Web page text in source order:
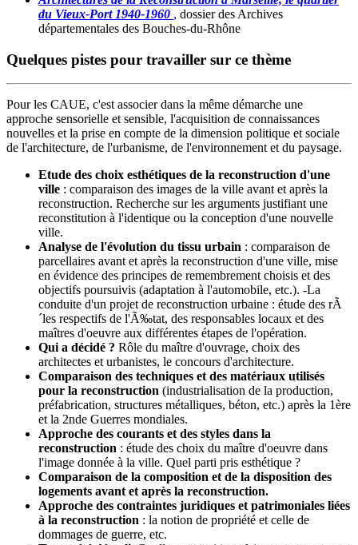
du Vieux-Port 1940-1960 , dossier des Archives
départementales des Bouches-du-Rhône
Quelques pistes pour travailler sur ce thème
Pour les CAUE, c'est associer dans la même démarche une
approche sensorielle et sensible, l'acquisition de connaissances
nouvelles et la prise en compte de la dimension politique et sociale
de l'architecture, de l'urbanisme, de l'environnement et du paysage.
Etude des choix esthétiques de la reconstruction d'une
ville : comparaison des images de la ville avant et après la
reconstruction. Recherche sur les arguments justifiant une
reconstitution à l'identique ou la conception d'une nouvelle
ville.
Analyse de l'évolution du tissu urbain : comparaison de
parcellaires avant et après la reconstruction d'une ville, mise
en évidence des principes de remembrement choisis et des
objectifs poursuivis (adaptation à l'automobile, etc.). -La
conduite d'un projet de reconstruction urbaine : étude des rÃ
´les respectifs de l'Ã‰tat, des responsables locaux et des
maîtres d'oeuvre aux différentes étapes de l'opération.
Qui a décidé ? Rôle du maître d'ouvrage, choix des
architectes et urbanistes, le concours d'architecture.
Comparaison des techniques et des matériaux utilisés
pour la reconstruction (industrialisation de la production,
préfabrication, structures métalliques, béton, etc.) après la 1ère
et la 2nde Guerres mondiales.
Approche des courants et des styles dans la
reconstruction : étude des choix du maître d'oeuvre dans
l'image donnée à la ville. Quel parti pris esthétique ?
Comparaison de la composition et de la disposition des
logements avant et après la reconstruction.
Approche des contraintes juridiques et patrimoniales liées
à la reconstruction : la notion de propriété et celle de
dommages de guerre, etc.